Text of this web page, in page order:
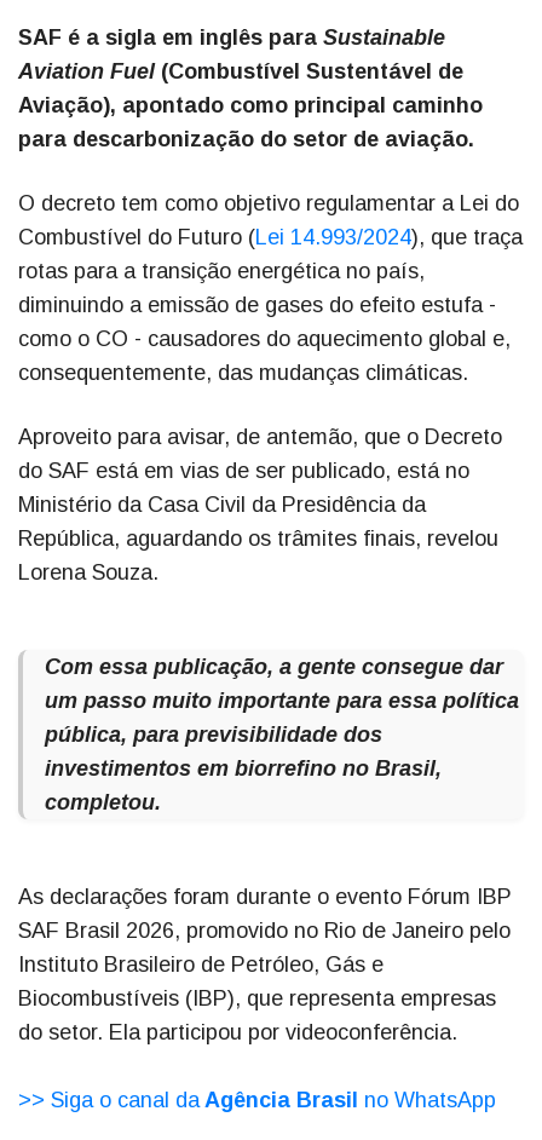
SAF é a sigla em inglês para Sustainable
Aviation Fuel (Combustível Sustentável de
Aviação), apontado como principal caminho
para descarbonização do setor de aviação.
O decreto tem como objetivo regulamentar a Lei do
Combustível do Futuro (Lei 14.993/2024), que traça
rotas para a transição energética no país,
diminuindo a emissão de gases do efeito estufa -
como o CO - causadores do aquecimento global e,
consequentemente, das mudanças climáticas.
Aproveito para avisar, de antemão, que o Decreto
do SAF está em vias de ser publicado, está no
Ministério da Casa Civil da Presidência da
República, aguardando os trâmites finais, revelou
Lorena Souza.
Com essa publicação, a gente consegue dar
um passo muito importante para essa política
pública, para previsibilidade dos
investimentos em biorrefino no Brasil,
completou.
As declarações foram durante o evento Fórum IBP
SAF Brasil 2026, promovido no Rio de Janeiro pelo
Instituto Brasileiro de Petróleo, Gás e
Biocombustíveis (IBP), que representa empresas
do setor. Ela participou por videoconferência.
>> Siga o canal daAgência Brasil no WhatsApp